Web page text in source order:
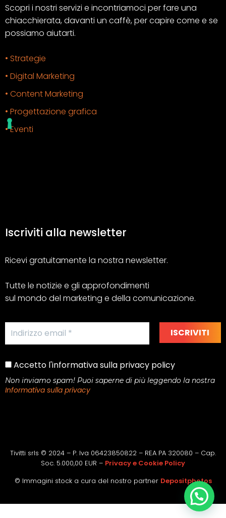
Scopri i nostri servizi e incontriamoci per fare una
chiacchierata, davanti un caffè, per capire come e se
possiamo aiutarti.
• Strategie
• Digital Marketing
• Content Marketing
• Progettazione grafica
• Eventi
Iscriviti alla newsletter
Ricevi gratuitamente la nostra newsletter.
Tutte le notizie e gli approfondimenti
sul mondo del marketing e della comunicazione.
Accetto l'informativa sulla privacy policy
Non inviamo spam! Puoi saperne di più leggendo la nostra
Informativa sulla privacy
Tivitti srls © 2024 – P. Iva 06423850822 – REA PA 320080 – Cap.
Soc. 5.000,00 EUR – Privacy e Cookie Policy
© Immagini stock a cura del nostro partner Depositphotos